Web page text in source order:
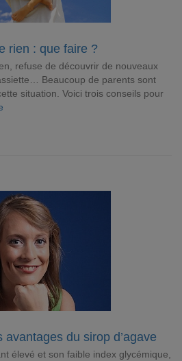
rien : que faire ?
refuse de découvrir de nouveaux
Beaucoup de parents sont
situation. Voici trois conseils pour
avantages du sirop d’agave
élevé et son faible index glycémique,